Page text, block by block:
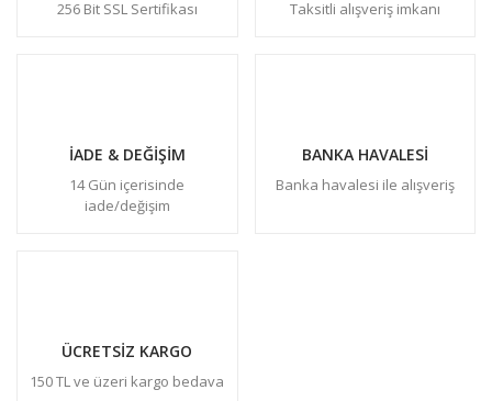
256 Bit SSL Sertifikası Taksitli alışveriş imkanı
İADE & DEĞİŞİM
14 Gün içerisinde
iade/değişim
BANKA HAVALESİ
Banka havalesi ile alışveriş
ÜCRETSİZ KARGO
150 TL ve üzeri kargo bedava